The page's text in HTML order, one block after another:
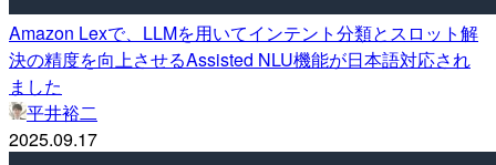
Amazon Lexで、LLMを用いてインテント分類とスロット解
決の精度を向上させるAssisted NLU機能が日本語対応され
ました
平井裕二
2025.09.17